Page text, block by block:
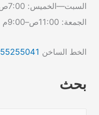
السبت—الخميس: 7:00ص–11:30م
الجمعة: 11:00ص–9:00م
الخط الساخن 55255041
بحث